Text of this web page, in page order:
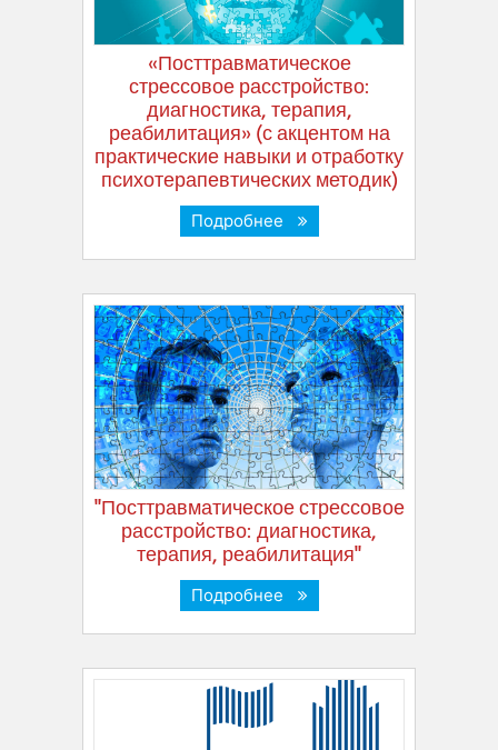
«Посттравматическое
стрессовое расстройство:
диагностика, терапия,
реабилитация» (с акцентом на
практические навыки и отработку
психотерапевтических методик)
Подробнее
"Посттравматическое стрессовое
расстройство: диагностика,
терапия, реабилитация"
Подробнее